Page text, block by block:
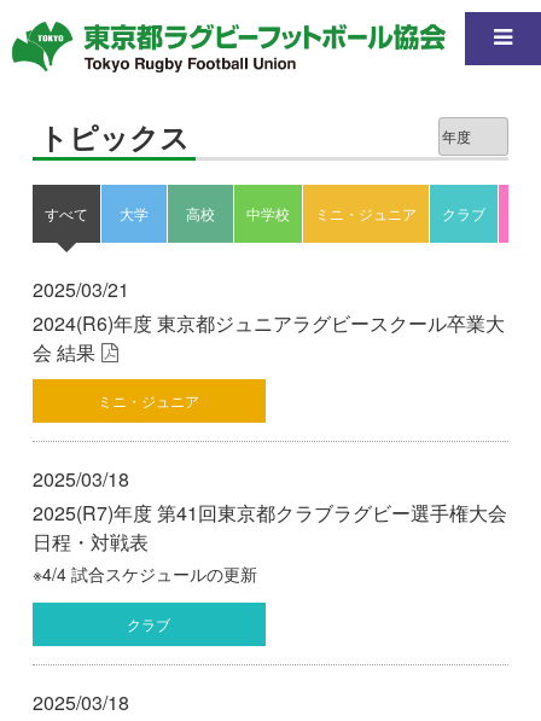
トピックス
すべて 大学 高校 中学校 ミニ・ジュニア クラブ
2025/03/21
2024(R6)年度 東京都ジュニアラグビースクール卒業大
会 結果
ミニ・ジュニア
2025/03/18
2025(R7)年度 第41回東京都クラブラグビー選手権大会
日程・対戦表
※4/4 試合スケジュールの更新
クラブ
2025/03/18